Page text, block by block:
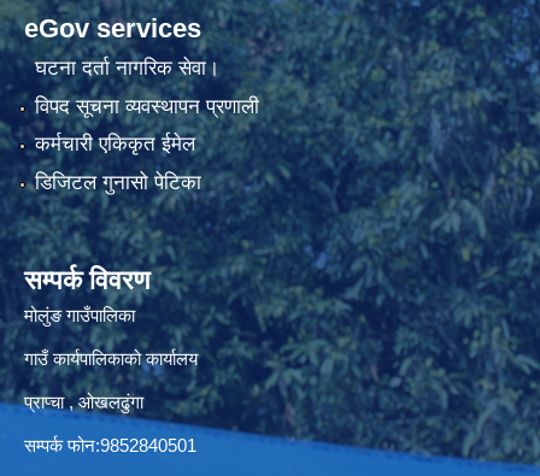
eGov services
घटना दर्ता नागरिक सेवा।
विपद सूचना व्यवस्थापन प्रणाली
कर्मचारी एकिकृत ईमेल
डिजिटल गुनासो पेटिका
सम्पर्क विवरण
मोलुंङ गाउँपालिका
गाउँ कार्यपालिकाको कार्यालय
प्राप्चा , ओखलढुंगा
सम्पर्क फोन:9852840501